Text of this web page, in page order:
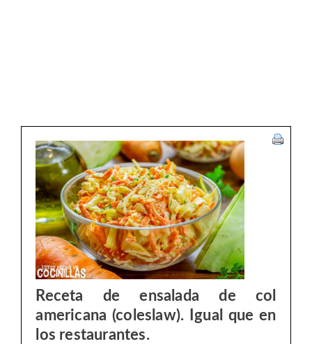
Receta de ensalada de col
americana (coleslaw). Igual que en
los restaurantes.